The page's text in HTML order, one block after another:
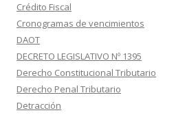
Crédito Fiscal
Cronogramas de vencimientos
DAOT
DECRETO LEGISLATIVO Nº 1395
Derecho Constitucional Tributario
Derecho Penal Tributario
Detracción